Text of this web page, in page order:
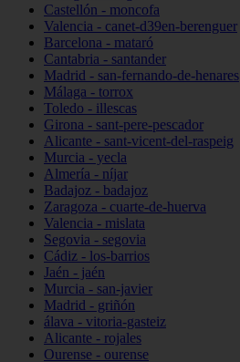
Castellón - moncofa
Valencia - canet-d39en-berenguer
Barcelona - mataró
Cantabria - santander
Madrid - san-fernando-de-henares
Málaga - torrox
Toledo - illescas
Girona - sant-pere-pescador
Alicante - sant-vicent-del-raspeig
Murcia - yecla
Almería - níjar
Badajoz - badajoz
Zaragoza - cuarte-de-huerva
Valencia - mislata
Segovia - segovia
Cádiz - los-barrios
Jaén - jaén
Murcia - san-javier
Madrid - griñón
álava - vitoria-gasteiz
Alicante - rojales
Ourense - ourense